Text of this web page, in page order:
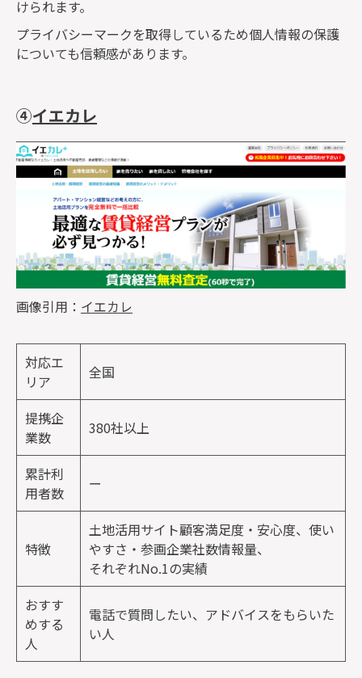
けられます。
プライバシーマークを取得しているため個人情報の保護
についても信頼感があります。
④イエカレ
画像引用： イエカレ
対応エ
リア
全国
提携企
業数
380社以上
累計利
用者数
ー
特徴
土地活用サイト顧客満足度・安心度、使い
やすさ・参画企業社数情報量、
それぞれNo.1の実績
おすす
めする
人
電話で質問したい、アドバイスをもらいた
い人